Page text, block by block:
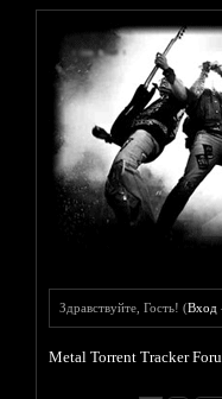
Здравствуйте, Гость! (Вход
Metal Torrent Tracker